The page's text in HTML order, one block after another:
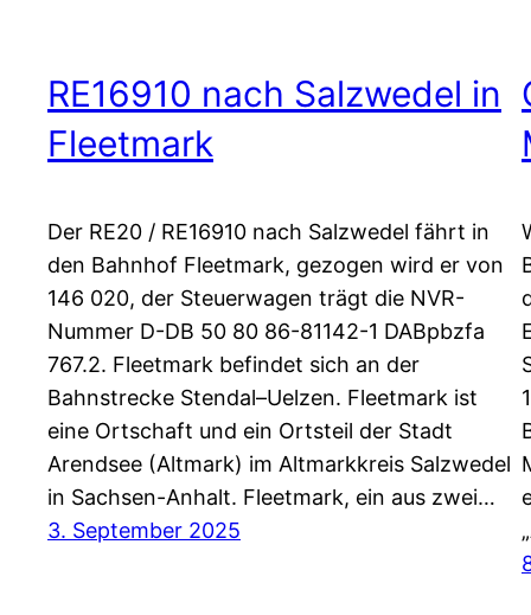
RE16910 nach Salzwedel in
Fleetmark
Der RE20 / RE16910 nach Salzwedel fährt in
den Bahnhof Fleetmark, gezogen wird er von
146 020, der Steuerwagen trägt die NVR-
Nummer D-DB 50 80 86-81142-1 DABpbzfa
767.2. Fleetmark befindet sich an der
Bahnstrecke Stendal–Uelzen. Fleetmark ist
eine Ortschaft und ein Ortsteil der Stadt
Arendsee (Altmark) im Altmarkkreis Salzwedel
in Sachsen-Anhalt. Fleetmark, ein aus zwei…
3. September 2025